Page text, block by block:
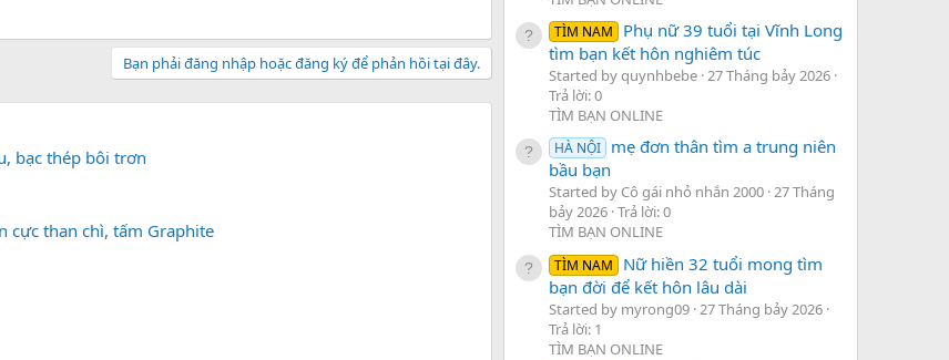
Bạn phải đăng nhập hoặc đăng ký để phản hồi tại đây.
bạc thép bôi trơn
cực than chì, tấm Graphite
TÌM NAM
Phụ nữ 39 tuổi tại Vĩnh Long
tìm bạn kết hôn nghiêm túc
Started by quynhbebe 27 Tháng bảy 2026
Trả lời: 0
TÌM BẠN ONLINE
HÀ NỘI mẹ đơn thân tìm a trung niên
bầu bạn
Started by Cô gái nhỏ nhắn 2000 27 Tháng
bảy 2026 Trả lời: 0
TÌM BẠN ONLINE
TÌM NAM
Nữ hiền 32 tuổi mong tìm
bạn đời để kết hôn lâu dài
Started by myrong09 27 Tháng bảy 2026
Trả lời: 1
TÌM BẠN ONLINE